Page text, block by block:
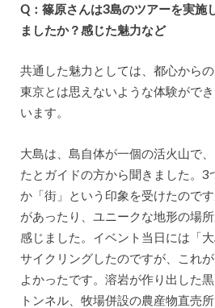
Q：篠原さんは3島のツアーを実施
ましたか？感じた魅力など
共通した魅力としては、都心から
東京とは思えないような体験がで
います。
大島は、島自体が一個の活火山で
たとガイドの方から聞きました。3
か「街」という印象を受けたので
があったり、ユニークな地形の場
感じました。イベント当日には「
サイクリングしたのですが、これ
よかったです。溶岩が作り出した
トンネル、牧場併設の農産物直売